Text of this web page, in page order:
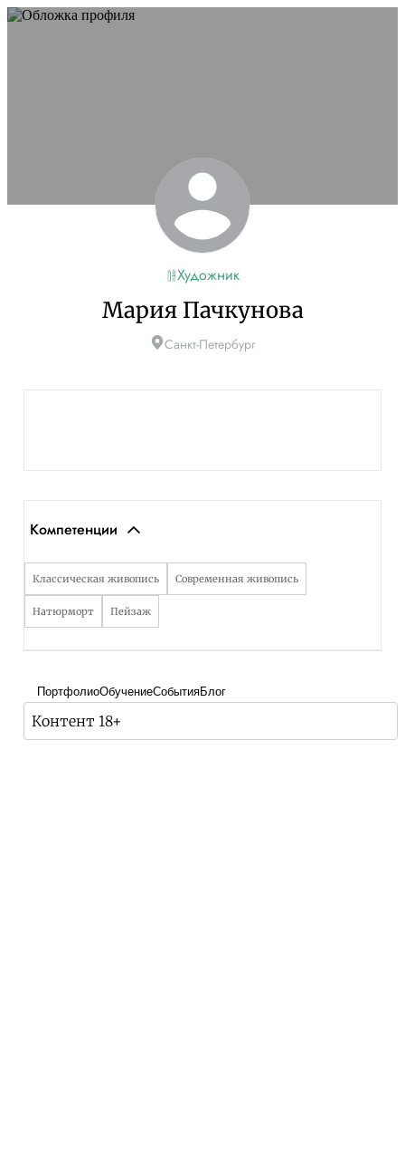
Художник
Мария Пачкунова
Санкт-Петербург
Компетенции
Классическая живопись Современная живопись
Натюрморт Пейзаж
ПортфолиоОбучениеСобытияБлог
Контент 18+